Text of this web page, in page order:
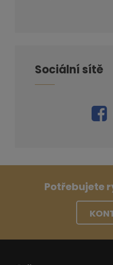
Sociální sítě
Potřebujete